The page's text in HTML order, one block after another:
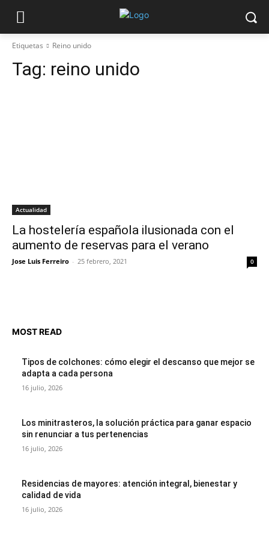
Etiquetas Reino unido
Tag: reino unido
Actualidad
La hostelería española ilusionada con el
aumento de reservas para el verano
Jose Luis Ferreiro - 25 febrero, 2021 0
MOST READ
Tipos de colchones: cómo elegir el descanso que mejor se
adapta a cada persona
16 julio, 2026
Los minitrasteros, la solución práctica para ganar espacio
sin renunciar a tus pertenencias
16 julio, 2026
Residencias de mayores: atención integral, bienestar y
calidad de vida
16 julio, 2026